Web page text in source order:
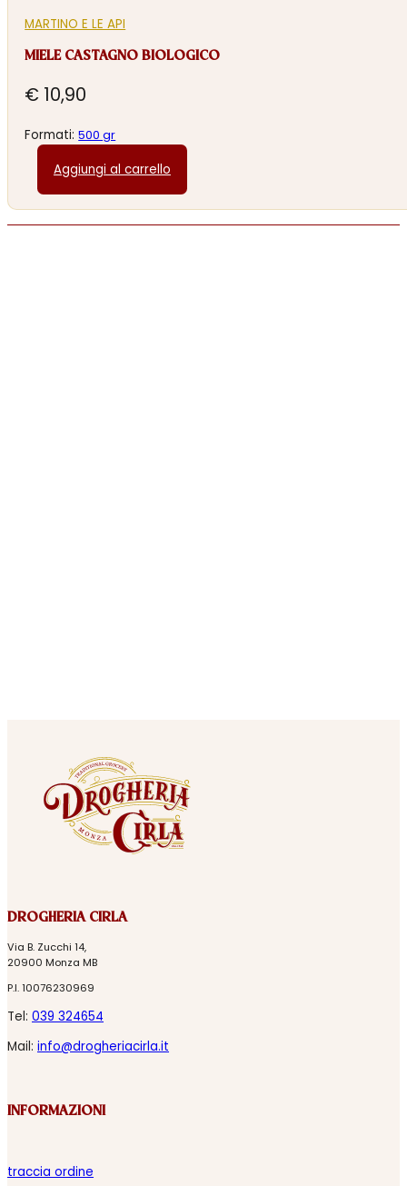
MARTINO E LE API
MIELE CASTAGNO BIOLOGICO
€ 10,90
Formati:500 gr
Aggiungi al carrello
DROGHERIA CIRLA
Via B. Zucchi 14,
20900 Monza MB
P.I. 10076230969
Tel: 039 324654
Mail: info@drogheriacirla.it
INFORMAZIONI
traccia ordine